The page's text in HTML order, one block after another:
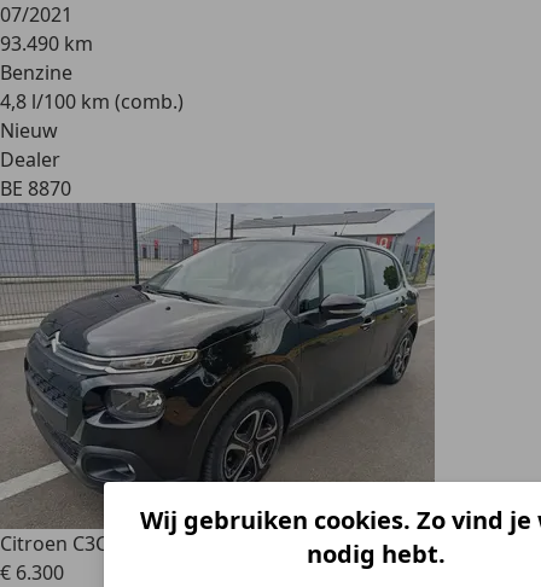
Wij gebruiken cookies. Zo vind je
nodig hebt.
07/2021
93.490 km
Benzine
4,8 l/100 km (comb.)
Nieuw
Dealer
BE 8870
Citroen C3C3 1.2i Essence eur6 Airco
€ 6.300